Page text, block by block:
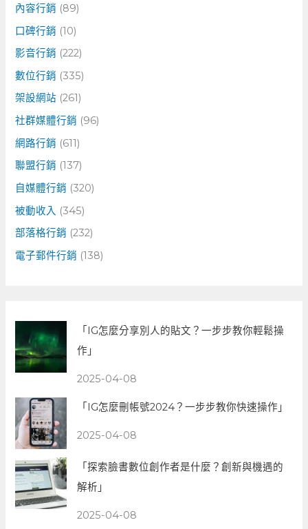
內容行銷 (89)
口碑行銷 (10)
影音行銷 (222)
數位行銷 (335)
架設網站 (261)
社群媒體行銷 (96)
網路行銷 (611)
聯盟行銷 (137)
自媒體行銷 (320)
被動收入 (345)
部落格行銷 (232)
電子郵件行銷 (138)
「IG怎麼分享別人的貼文？一步步教你輕鬆操
作」
2025-04-08
「IG怎麼刪帳號2024？一步步教你快速操作」
2025-04-08
「探索臉書數位創作者是什麼？創新與機遇的
解析」
2025-04-08